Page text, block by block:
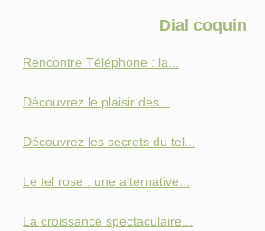
Dial coquin
Rencontre Téléphone : la...
Découvrez le plaisir des...
Découvrez les secrets du tel...
Le tel rose : une alternative...
La croissance spectaculaire...